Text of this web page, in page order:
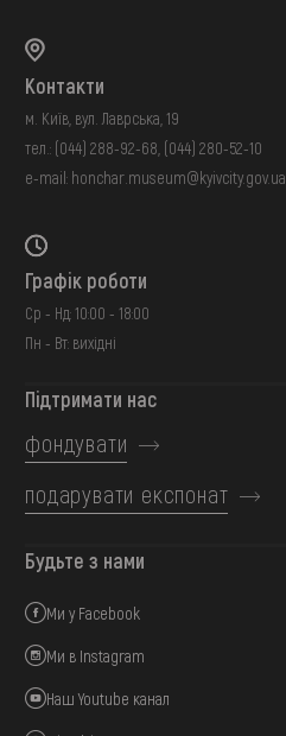
Контакти
м. Київ, вул. Лаврська, 19
тел.: (044) 288-92-68 (044) 280-52-10
e-mail: honchar.museum@kyivcity.gov.ua
Графік роботи
Ср - Нд: 10:00 - 18:00
Пн - Вт: вихідні
Підтримати нас
фондувати
подарувати експонат
Будьте з нами
Ми у Facebook
Ми в Instagram
Наш Youtube канал